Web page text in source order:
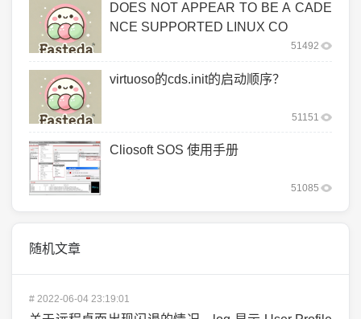
DOES NOT APPEAR TO BE A CADE
NCE SUPPORTED LINUX CO
51492
virtuoso的cds.init的启动顺序？
51151
Cliosoft SOS 使用手册
51085
随机文章
# 2022-06-04 23:19:01